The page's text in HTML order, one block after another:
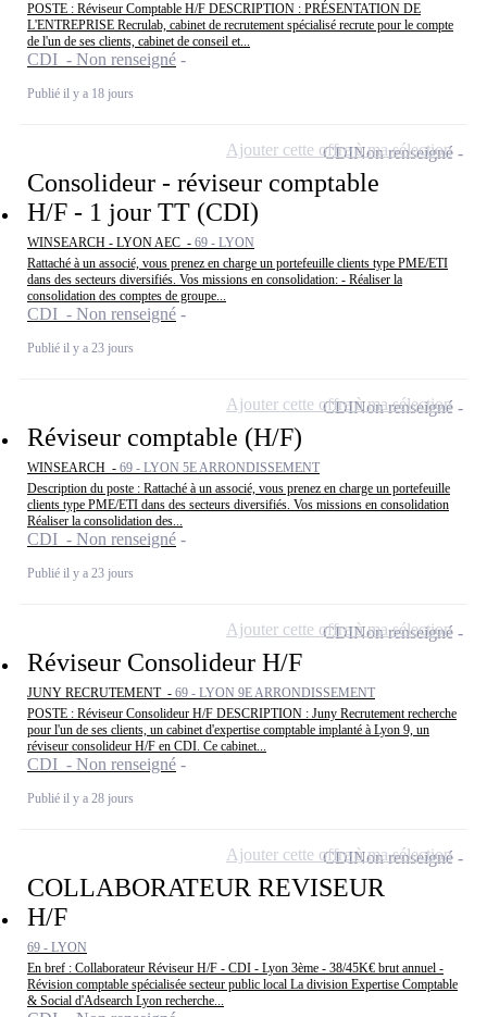
POSTE : Réviseur Comptable H/F DESCRIPTION : PRÉSENTATION DE
L'ENTREPRISE Recrulab, cabinet de recrutement spécialisé recrute pour le compte
de l'un de ses clients, cabinet de conseil et...
CDI - Non renseigné
Publié il y a 18 jours
Consolideur - réviseur comptable
H/F - 1 jour TT (CDI)
WINSEARCH - LYON AEC - 69 - LYON
Rattaché à un associé, vous prenez en charge un portefeuille clients type PME/ETI
dans des secteurs diversifiés. Vos missions en consolidation: - Réaliser la
consolidation des comptes de groupe...
CDI - Non renseigné
Publié il y a 23 jours
CDINon renseigné
Ajouter cette offre à ma sélection
Réviseur comptable (H/F)
WINSEARCH - 69 - LYON 5E ARRONDISSEMENT
Description du poste : Rattaché à un associé, vous prenez en charge un portefeuille
clients type PME/ETI dans des secteurs diversifiés. Vos missions en consolidation
Réaliser la consolidation des...
CDI - Non renseigné
Publié il y a 23 jours
CDINon renseigné
Ajouter cette offre à ma sélection
Réviseur Consolideur H/F
JUNY RECRUTEMENT - 69 - LYON 9E ARRONDISSEMENT
POSTE : Réviseur Consolideur H/F DESCRIPTION : Juny Recrutement recherche
pour l'un de ses clients, un cabinet d'expertise comptable implanté à Lyon 9, un
réviseur consolideur H/F en CDI. Ce cabinet...
CDI - Non renseigné
Publié il y a 28 jours
CDINon renseigné
Ajouter cette offre à ma sélection
COLLABORATEUR REVISEUR
H/F
69 - LYON
En bref : Collaborateur Réviseur H/F - CDI - Lyon 3ème - 38/45K€ brut annuel -
Révision comptable spécialisée secteur public local La division Expertise Comptable
& Social d'Adsearch Lyon recherche...
CDINon renseigné
Ajouter cette offre à ma sélection